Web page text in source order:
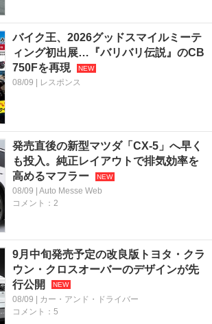
バイク王、2026グッドスマイルミーテ
ィング初出展…『バリバリ伝説』のCB
750Fを再現
08/09 | レスポンス
発売直後の新型マツダ「CX-5」へ早く
も投入。純正レイアウトで排気効率を
高めるマフラー
08/09 | Auto Messe Web
コメント：2
9月中旬発売予定の改良版トヨタ・クラ
ウン・クロスオーバーのデザインが先
行公開
08/09 | カー・アンド・ドライバー
コメント：5